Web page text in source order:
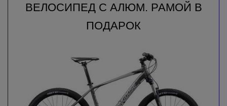
ВЕЛОСИПЕД С АЛЮМ. РАМОЙ В
ПОДАРОК